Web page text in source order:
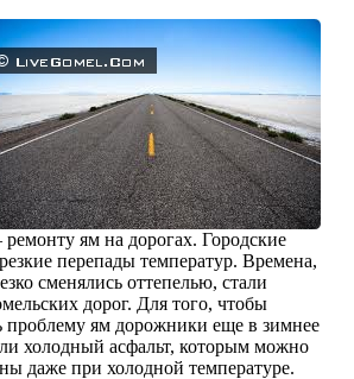
ремонту ям на дорогах. Городские
перепады температур. Времена,
сменялись оттепелью, стали
дорог. Для того, чтобы
проблему ям дорожники еще в зимнее
холодный асфальт, которым можно
даже при холодной температуре.